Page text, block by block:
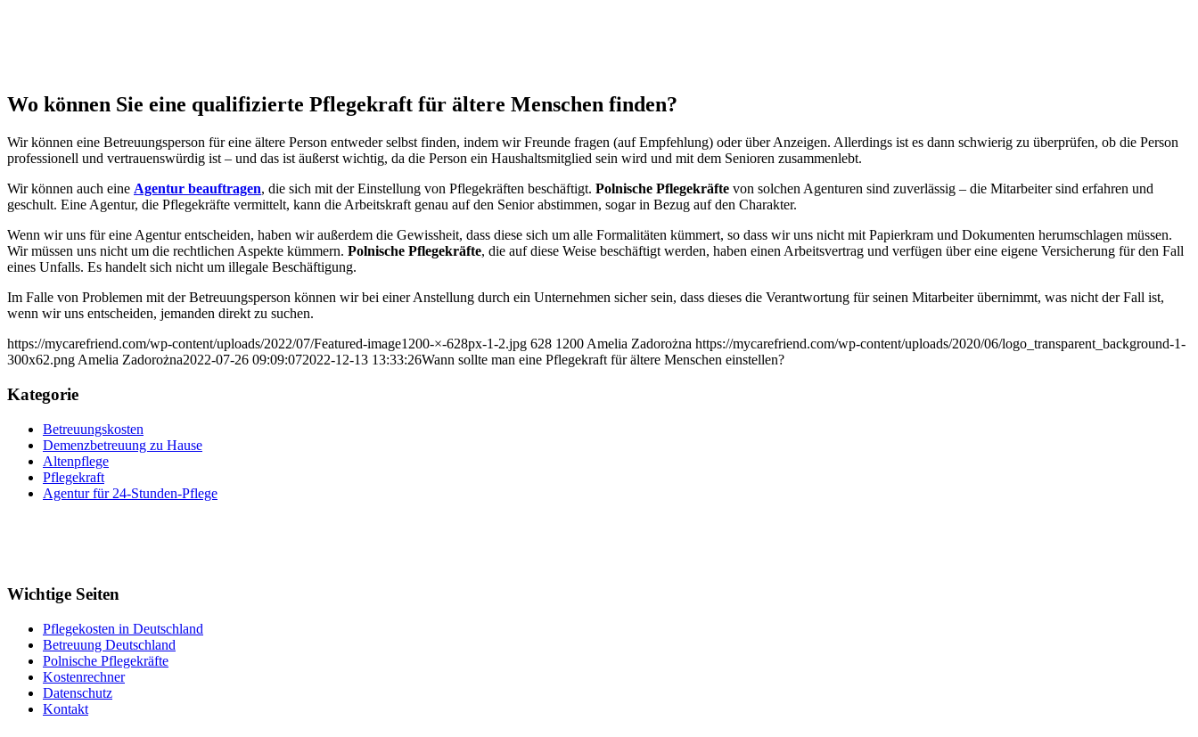
Wo können Sie eine qualifizierte Pflegekraft für ältere Menschen finden?
Wir können eine Betreuungsperson für eine ältere Person entweder selbst finden, indem wir Freunde fragen (auf Empfehlung) oder über Anzeigen. Allerdings ist es dann schwierig zu überprüfen, ob die Person
professionell und vertrauenswürdig ist – und das ist äußerst wichtig, da die Person ein Haushaltsmitglied sein wird und mit dem Senioren zusammenlebt.
Wir können auch eine Agentur beauftragen, die sich mit der Einstellung von Pflegekräften beschäftigt. Polnische Pflegekräfte von solchen Agenturen sind zuverlässig – die Mitarbeiter sind erfahren und
geschult. Eine Agentur, die Pflegekräfte vermittelt, kann die Arbeitskraft genau auf den Senior abstimmen, sogar in Bezug auf den Charakter.
Wenn wir uns für eine Agentur entscheiden, haben wir außerdem die Gewissheit, dass diese sich um alle Formalitäten kümmert, so dass wir uns nicht mit Papierkram und Dokumenten herumschlagen müssen.
Wir müssen uns nicht um die rechtlichen Aspekte kümmern. Polnische Pflegekräfte, die auf diese Weise beschäftigt werden, haben einen Arbeitsvertrag und verfügen über eine eigene Versicherung für den Fall
eines Unfalls. Es handelt sich nicht um illegale Beschäftigung.
Im Falle von Problemen mit der Betreuungsperson können wir bei einer Anstellung durch ein Unternehmen sicher sein, dass dieses die Verantwortung für seinen Mitarbeiter übernimmt, was nicht der Fall ist,
wenn wir uns entscheiden, jemanden direkt zu suchen.
https://mycarefriend.com/wp-content/uploads/2022/07/Featured-image1200-×-628px-1-2.jpg 628 1200 Amelia Zadorożna https://mycarefriend.com/wp-content/uploads/2020/06/logo_transparent_background-1-
300x62.png Amelia Zadorożna2022-07-26 09:09:072022-12-13 13:33:26Wann sollte man eine Pflegekraft für ältere Menschen einstellen?
Kategorie
Betreuungskosten
Demenzbetreuung zu Hause
Altenpflege
Pflegekraft
Agentur für 24-Stunden-Pflege
Wichtige Seiten
Pflegekosten in Deutschland
Betreuung Deutschland
Polnische Pflegekräfte
Kostenrechner
Datenschutz
Kontakt